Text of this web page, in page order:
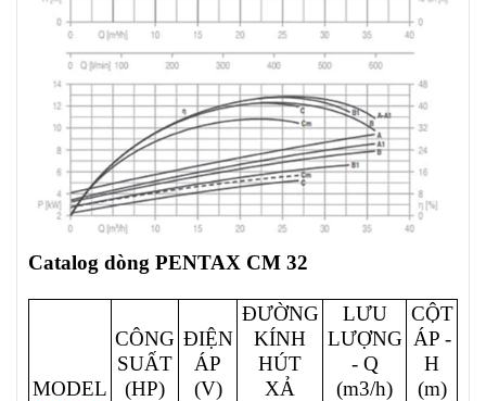
Catalog dòng PENTAX CM 32
MODEL
CÔNG
SUẤT
(HP)
ĐIỆN
ÁP
(V)
ĐƯỜNG
KÍNH
HÚT
XẢ
LƯU
LƯỢNG
- Q
(m3/h)
CỘT
ÁP -
H
(m)